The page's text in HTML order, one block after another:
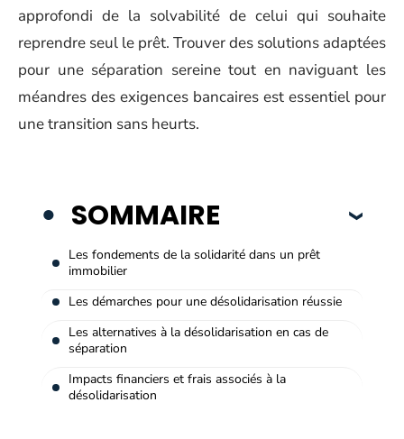
approfondi de la solvabilité de celui qui souhaite
reprendre seul le prêt. Trouver des solutions adaptées
pour une séparation sereine tout en naviguant les
méandres des exigences bancaires est essentiel pour
une transition sans heurts.
SOMMAIRE
Les fondements de la solidarité dans un prêt
immobilier
Les démarches pour une désolidarisation réussie
Les alternatives à la désolidarisation en cas de
séparation
Impacts financiers et frais associés à la
désolidarisation